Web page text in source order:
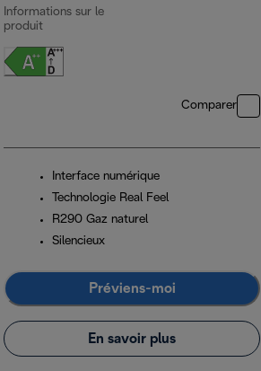
Informations sur le
produit
Comparer
Interface numérique
Technologie Real Feel
R290 Gaz naturel
Silencieux
Préviens-moi
En savoir plus